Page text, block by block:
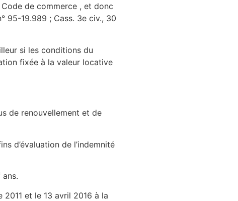
de commerce , et donc
95-19.989 ; Cass. 3e civ., 30
si les conditions du
fixée à la valeur locative
de renouvellement et de
d’évaluation de l’indemnité
et le 13 avril 2016 à la